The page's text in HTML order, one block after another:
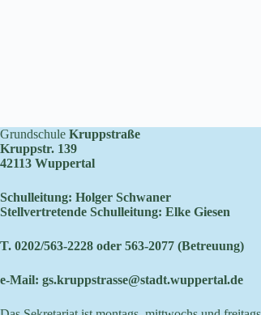
Grundschule Kruppstraße
Kruppstr. 139
42113 Wuppertal
Schulleitung: Holger Schwaner
Stellvertretende Schulleitung: Elke Giesen
T. 0202/563-2228 oder 563-2077 (Betreuung)
e-Mail: gs.kruppstrasse@stadt.wuppertal.de